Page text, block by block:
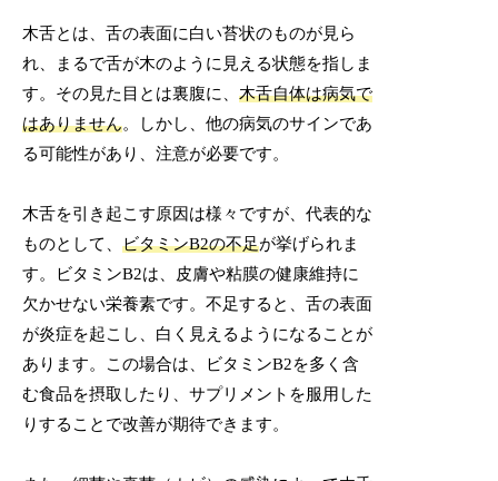
木舌とは、舌の表面に白い苔状のものが見ら
れ、まるで舌が木のように見える状態を指しま
す。その見た目とは裏腹に、木舌自体は病気で
はありません。しかし、他の病気のサインであ
る可能性があり、注意が必要です。
木舌を引き起こす原因は様々ですが、代表的な
ものとして、ビタミンB2の不足が挙げられま
す。ビタミンB2は、皮膚や粘膜の健康維持に
欠かせない栄養素です。不足すると、舌の表面
が炎症を起こし、白く見えるようになることが
あります。この場合は、ビタミンB2を多く含
む食品を摂取したり、サプリメントを服用した
りすることで改善が期待できます。